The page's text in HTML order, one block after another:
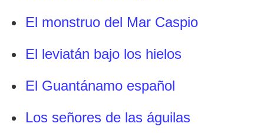
El monstruo del Mar Caspio
El leviatán bajo los hielos
El Guantánamo español
Los señores de las águilas